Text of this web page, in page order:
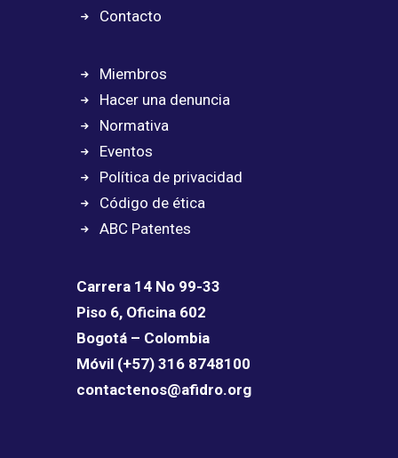
Contacto
Miembros
Hacer una denuncia
Normativa
Eventos
Política de privacidad
Código de ética
ABC Patentes
Carrera 14 No 99-33
Piso 6, Oficina 602
Bogotá – Colombia
Móvil (+57) 316 8748100
contactenos@afidro.org